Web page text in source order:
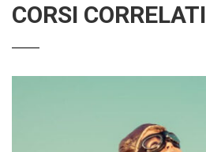
CORSI CORRELATI